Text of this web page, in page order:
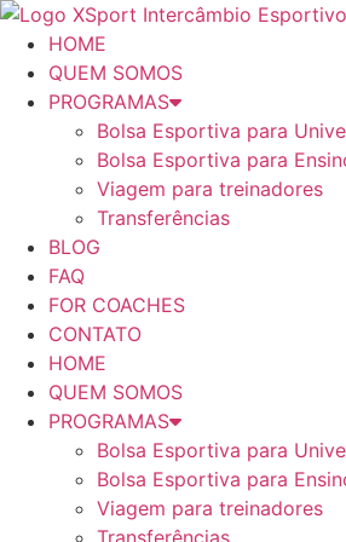
Ir
para
conteúdo
HOME
QUEM SOMOS
PROGRAMAS
Bolsa Esportiva para
Bolsa Esportiva para
Viagem para treinadores
Transferências
BLOG
FAQ
FOR COACHES
CONTATO
HOME
QUEM SOMOS
PROGRAMAS
Bolsa Esportiva para
Bolsa Esportiva para
Viagem para treinadores
Transferências